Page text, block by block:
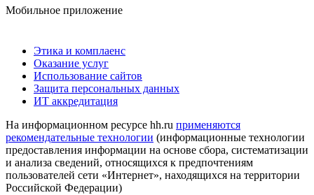
Мобильное приложение
Этика и комплаенс
Оказание услуг
Использование сайтов
Защита персональных данных
ИТ аккредитация
На информационном ресурсе hh.ru применяются
рекомендательные технологии (информационные технологии
предоставления информации на основе сбора, систематизации
и анализа сведений, относящихся к предпочтениям
пользователей сети «Интернет», находящихся на территории
Российской Федерации)